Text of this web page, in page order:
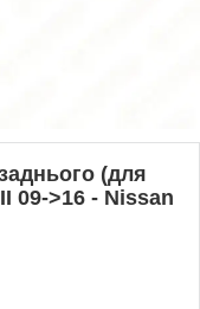
(для
09->16 - Nissan